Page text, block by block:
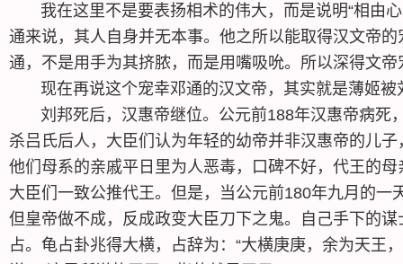
我在这里不是要表扬相术的伟大，而是说明“相由心
通来说，其人自身并无本事。他之所以能取得汉文帝
通，不是用手为其挤脓，而是用嘴吸吮。所以深得文
现在再说这个宠幸邓通的汉文帝，其实就是薄姬被
刘邦死后，汉惠帝继位。公元前188年汉惠帝病死
杀吕氏后人，大臣们认为年轻的幼帝并非汉惠帝的儿
他们母系的亲戚平日里为人恶毒，口碑不好，代王的
大臣们一致公推代王。但是，当公元前180年九月的
但皇帝做不成，反成政变大臣刀下之鬼。自己手下的
占。龟占卦兆得大横，占辞为：“大横庚庚，余为天王